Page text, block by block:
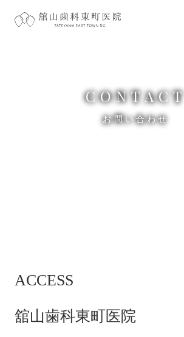
CONTACT
お問い合わせ
ACCESS
舘山歯科東町医院